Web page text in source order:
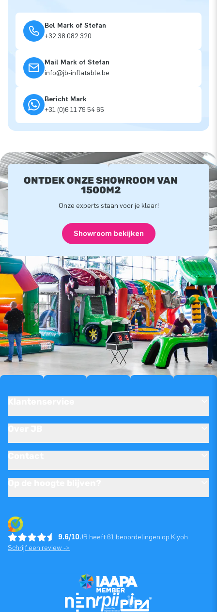
Bel Mark of Stefan
+32 38 082 320
Mail Mark of Stefan
info@jb-inflatable.be
Bericht Mark
+31 (0)6 11 79 54 65
ONTDEK ONZE SHOWROOM VAN
1500M2
Onze experts staan voor je klaar!
Showroom bekijken
9.6/10JB heeft 61 beoordelingen op Kiyoh
Schrijf een review ->